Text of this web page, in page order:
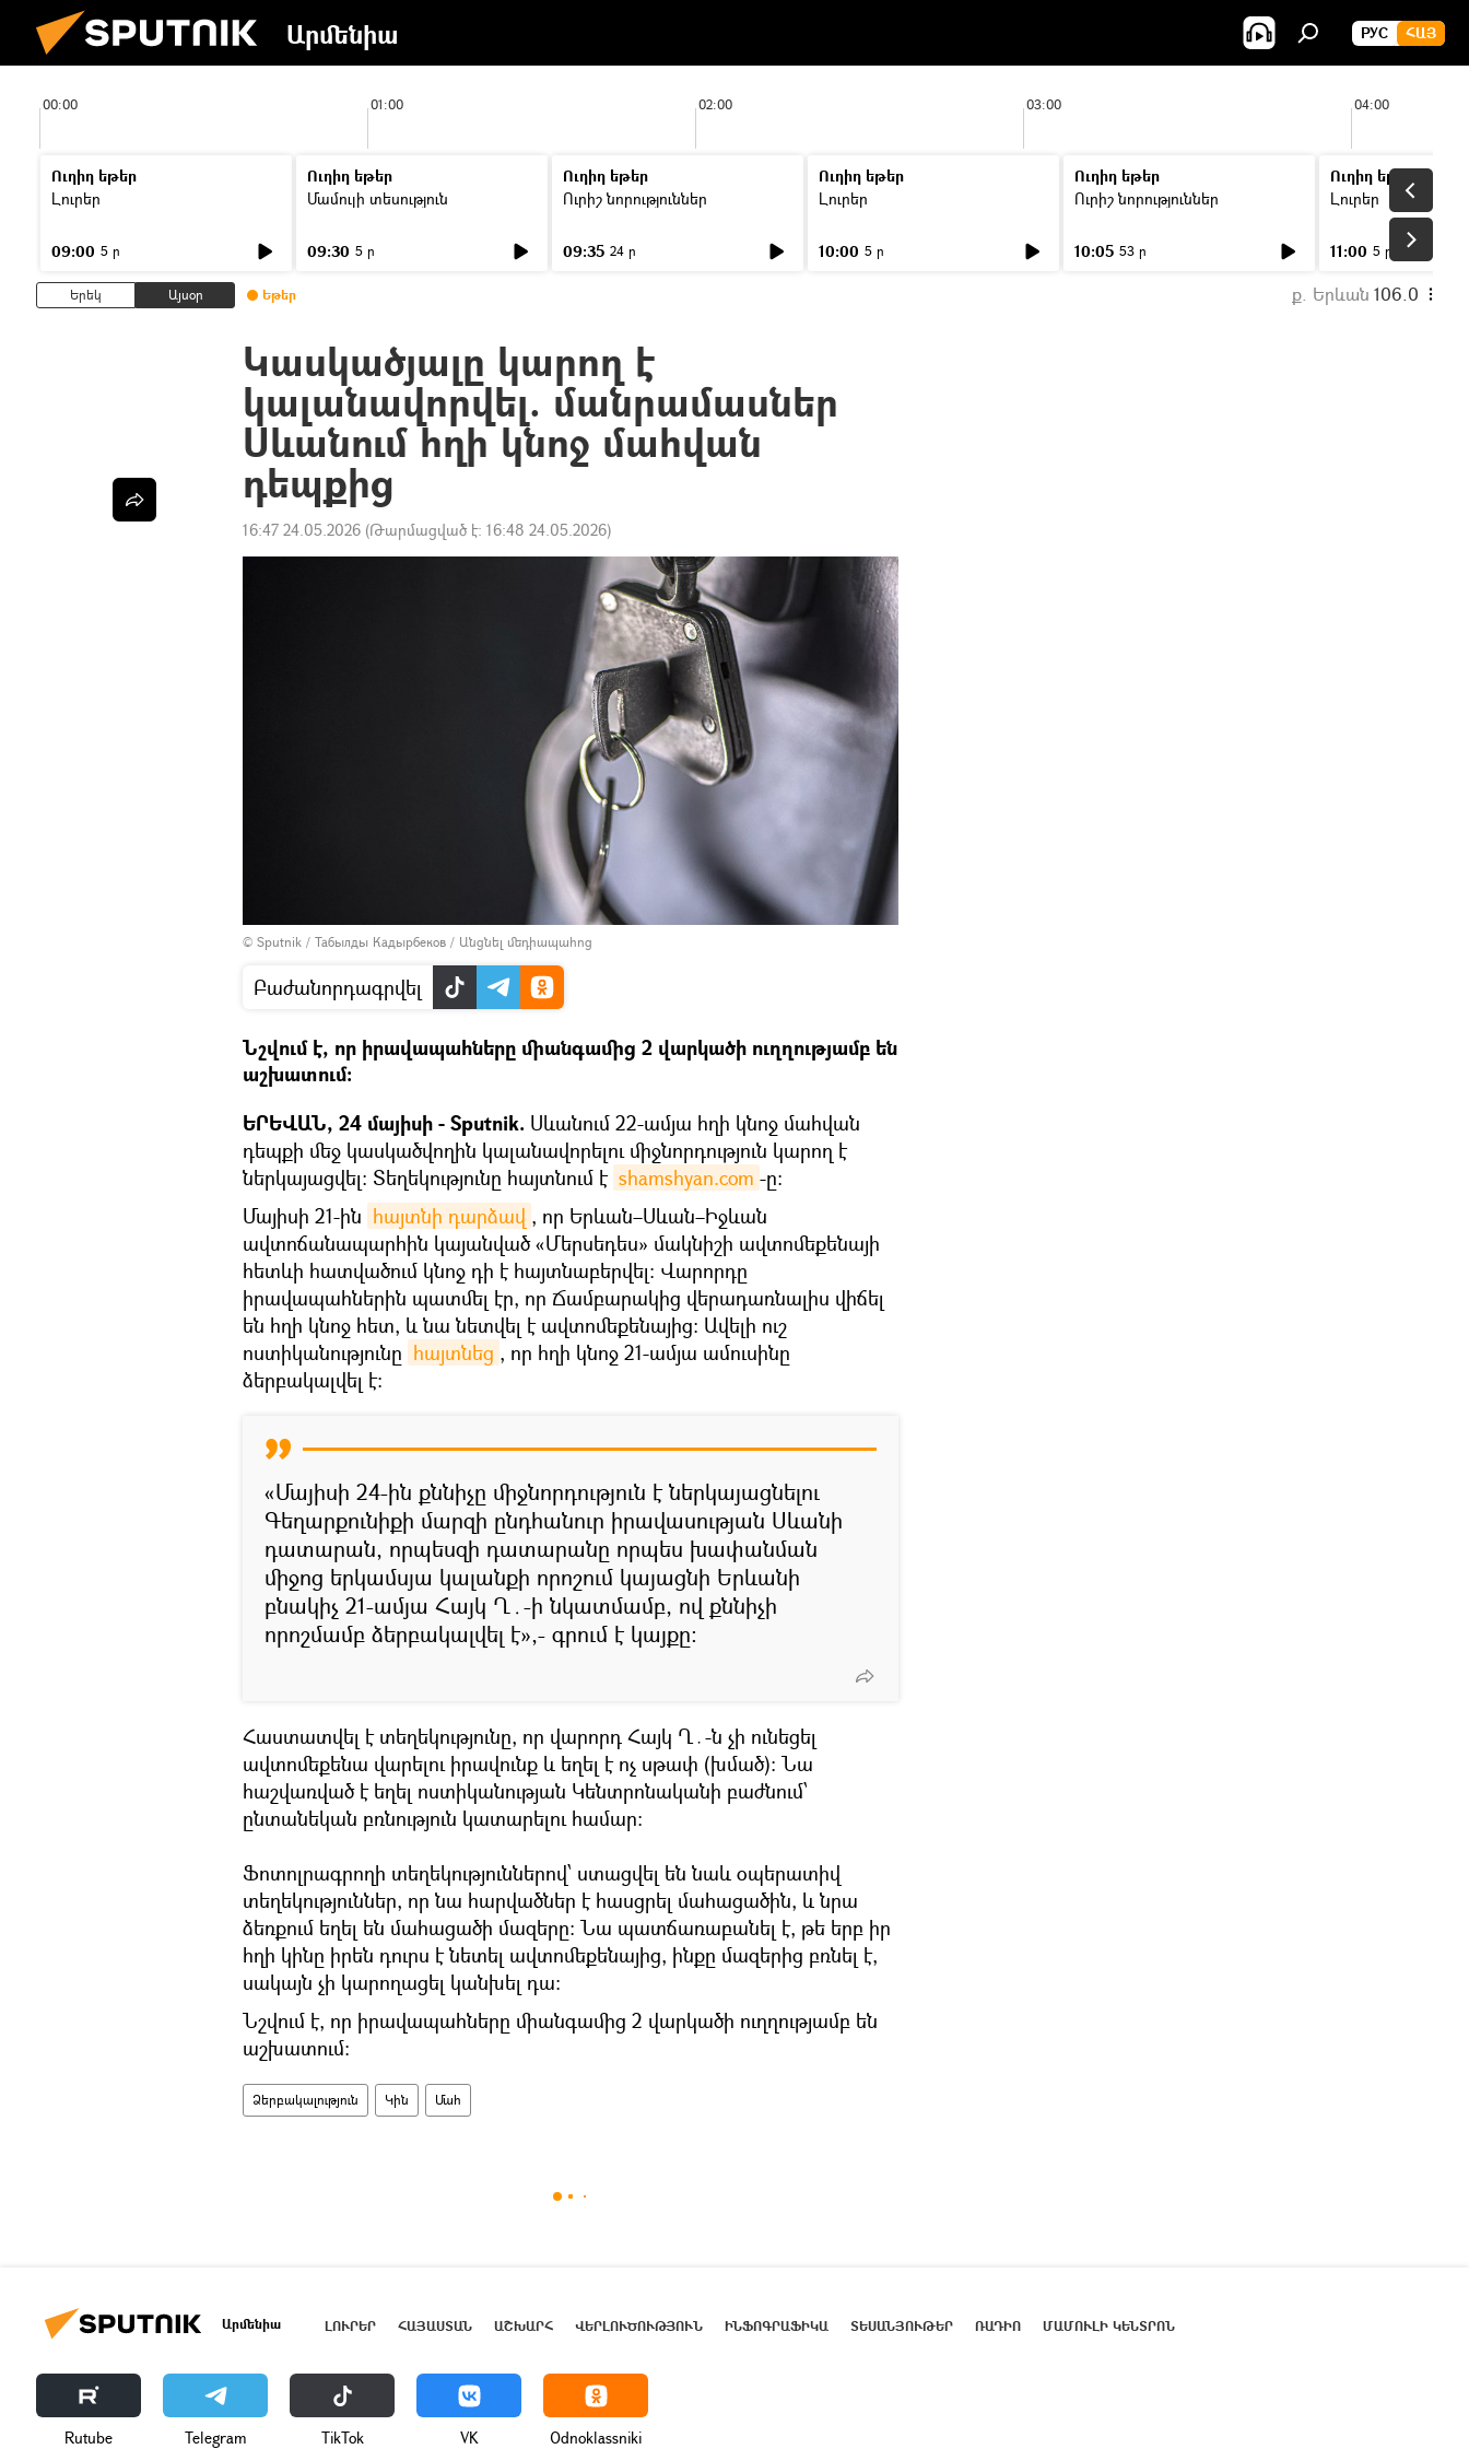
Արմենիա РУС ՀԱՅ
00:00 01:00 02:00 03:00 04:00
Ուղիղ եթեր
Լուրեր
09:00 5 ր
Ուղիղ եթեր
Մամուլի տեսություն
09:30 5 ր
Ուղիղ եթեր
Ուրիշ նորություններ
09:35 24 ր
Ուղիղ եթեր
Լուրեր
10:00 5 ր
Ուղիղ եթեր
Ուրիշ նորություններ
10:05 53 ր
Ուղիղ եթեր
Լուրեր
11:00 5 ր
Երեկ Այսօր Եթեր ք. Երևան 106.0
Կասկածյալը կարող է
կալանավորվել. մանրամասներ
Սևանում հղի կնոջ մահվան
դեպքից
16:47 24.05.2026 (Թարմացված է: 16:48 24.05.2026)
© Sputnik / Табылды Кадырбеков / Անցնել մեդիապահոց
Բաժանորդագրվել
Նշվում է, որ իրավապահները միանգամից 2 վարկածի ուղղությամբ են
աշխատում:
ԵՐԵՎԱՆ, 24 մայիսի - Sputnik. Սևանում 22-ամյա հղի կնոջ մահվան
դեպքի մեջ կասկածվողին կալանավորելու միջնորդություն կարող է
ներկայացվել: Տեղեկությունը հայտնում է shamshyan.com -ը:
Մայիսի 21-ին հայտնի դարձավ , որ Երևան–Սևան–Իջևան
ավտոճանապարհին կայանված «Մերսեդես» մակնիշի ավտոմեքենայի
հետևի հատվածում կնոջ դի է հայտնաբերվել։ Վարորդը
իրավապահներին պատմել էր, որ Ճամբարակից վերադառնալիս վիճել
են հղի կնոջ հետ, և նա նետվել է ավտոմեքենայից։ Ավելի ուշ
ոստիկանությունը հայտնեց , որ հղի կնոջ 21-ամյա ամուսինը
ձերբակալվել է։
«Մայիսի 24-ին քննիչը միջնորդություն է ներկայացնելու
Գեղարքունիքի մարզի ընդհանուր իրավասության Սևանի
դատարան, որպեսզի դատարանը որպես խափանման
միջոց երկամսյա կալանքի որոշում կայացնի Երևանի
բնակիչ 21-ամյա Հայկ Ղ․-ի նկատմամբ, ով քննիչի
որոշմամբ ձերբակալվել է»,- գրում է կայքը:
Հաստատվել է տեղեկությունը, որ վարորդ Հայկ Ղ․-ն չի ունեցել
ավտոմեքենա վարելու իրավունք և եղել է ոչ սթափ (խմած)։ Նա
հաշվառված է եղել ոստիկանության Կենտրոնականի բաժնում՝
ընտանեկան բռնություն կատարելու համար։
Ֆոտոլրագրողի տեղեկություններով՝ ստացվել են նաև օպերատիվ
տեղեկություններ, որ նա հարվածներ է հասցրել մահացածին, և նրա
ձեռքում եղել են մահացածի մազերը։ Նա պատճառաբանել է, թե երբ իր
հղի կինը իրեն դուրս է նետել ավտոմեքենայից, ինքը մազերից բռնել է,
սակայն չի կարողացել կանխել դա։
Նշվում է, որ իրավապահները միանգամից 2 վարկածի ուղղությամբ են
աշխատում:
Ձերբակալություն Կին Մահ
Արմենիա ԼՈՒՐԵՐ ՀԱՅԱՍՏԱՆ ԱՇԽԱՐՀ ՎԵՐԼՈՒԾՈՒԹՅՈՒՆ ԻՆՖՈԳՐԱՖԻԿԱ ՏԵՍԱՆՅՈՒԹԵՐ ՌԱԴԻՈ ՄԱՄՈՒԼԻ ԿԵՆՏՐՈՆ
Rutube Telegram ТikТоk VK Odnoklassniki